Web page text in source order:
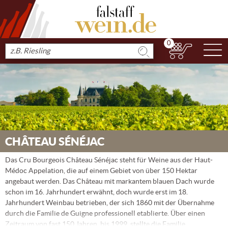
Produkt
suchen
0
CHÂTEAU SÉNÉJAC
Das Cru Bourgeois Château Sénéjac steht für Weine aus der Haut-
Médoc Appelation, die auf einem Gebiet von über 150 Hektar
angebaut werden. Das Château mit markantem blauen Dach wurde
schon im 16. Jahrhundert erwähnt, doch wurde erst im 18.
Jahrhundert Weinbau betrieben, der sich 1860 mit der Übernahme
durch die Familie de Guigne professionell etablierte. Über einen
Zeitraum von fast 150 Jahren, bis 1999, stellte die Familie